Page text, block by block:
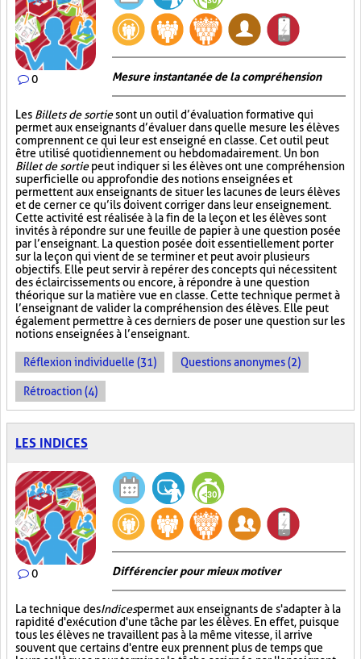
0 Mesure instantanée de la compréhension
Les Billets de sortiesont un outil d’évaluation formative qui
permet aux enseignants d’évaluer dans quelle mesure les élèves
comprennent ce qui leur est enseigné en classe. Cet outil peut
être utilisé quotidiennement ou hebdomadairement. Un bon
Billet de sortiepeut indiquer si les élèves ont une compréhension
superficielle ou approfondie des notions enseignées et
permettent aux enseignants de situer les lacunes de leurs élèves
et de cerner ce qu’ils doivent corriger dans leur enseignement.
Cette activité est réalisée à la fin de la leçon et les élèves sont
invités à répondre sur une feuille de papier à une question posée
par l’enseignant. La question posée doit essentiellement porter
sur la leçon qui vient de se terminer et peut avoir plusieurs
objectifs. Elle peut servir à repérer des concepts qui nécessitent
des éclaircissements ou encore, à répondre à une question
théorique sur la matière vue en classe. Cette technique permet à
l’enseignant de valider la compréhension des élèves. Elle peut
également permettre à ces derniers de poser une question sur les
notions enseignées à l’enseignant.
Réflexion individuelle (31) Questions anonymes (2)
Rétroaction (4)
LES INDICES
0 Différencier pour mieux motiver
La technique desIndicespermet aux enseignants de s'adapter à la
rapidité d'exécution d'une tâche par les élèves. En effet, puisque
tous les élèves ne travaillent pas à la même vitesse, il arrive
souvent que certains d'entre eux prennent plus de temps que